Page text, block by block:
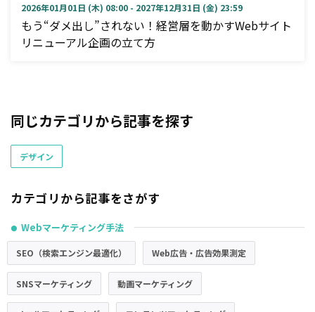
2026年01月01日 (木) 08:00 - 2027年12月31日 (金) 23:59
もう“ダメ出し”されない！経営層を動かすWebサイト
リニューアル企画の立て方
同じカテゴリから記事を探す
デザイン
カテゴリから記事をさがす
● Webマーケティング手法
SEO（検索エンジン最適化） Web広告・広告効果測定
SNSマーケティング 動画マーケティング